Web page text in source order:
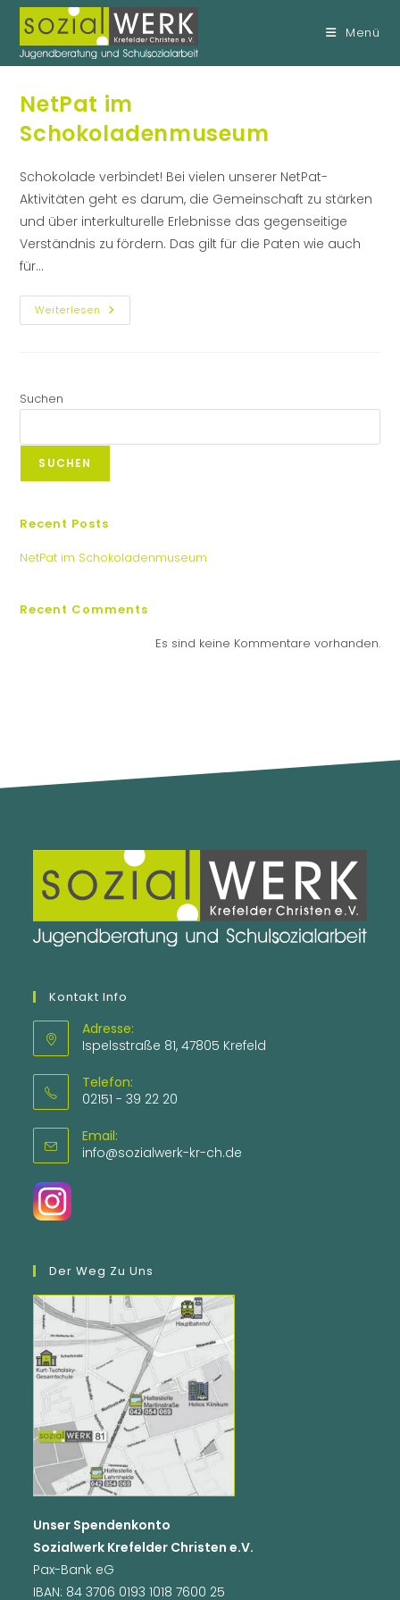
Zum
Inhalt
springen
Menü
NetPat im
Schokoladenmuseum
Schokolade verbindet! Bei vielen unserer NetPat-
Aktivitäten geht es darum, die Gemeinschaft zu stärken
und über interkulturelle Erlebnisse das gegenseitige
Verständnis zu fördern. Das gilt für die Paten wie auch
für…
Weiterlesen NetPat
Im
Suchen
SUCHEN
Recent Posts
NetPat im Schokoladenmuseum
Recent Comments
Es sind keine Kommentare vorhanden.
Kontakt Info
Adresse:
Ispelsstraße 81, 47805 Krefeld
Telefon:
02151 - 39 22 20
Email:
info@sozialwerk-kr-ch.de
Der Weg Zu Uns
Unser Spendenkonto
Sozialwerk Krefelder Christen e.V.
Pax-Bank eG
IBAN: 84 3706 0193 1018 7600 25